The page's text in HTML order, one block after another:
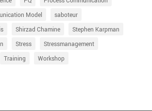
Model
saboteur
Shirzad Chamine
Stephen Karpman
Stress
Stressmanagement
Training Workshop